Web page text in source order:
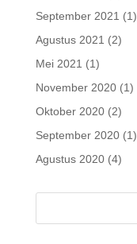
September 2021 (1)
Agustus 2021 (2)
Mei 2021 (1)
November 2020(1)
Oktober 2020(2)
September 2020(1)
Agustus 2020(4)